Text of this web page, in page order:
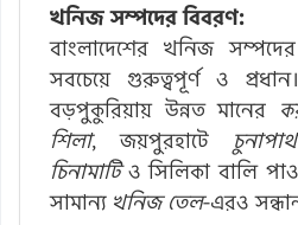
খনিজ সম্পদের বিবরণ:
বাংলাদেশের খনিজ
সবচেয়ে গুরুত্বপূর্ণ ও
বড়পুকুরিয়ায় উন্নত মানের
শিলা, জয়পুরহাটে
চিনামাটিও সিলিকা বালি
সামান্য খনিজ তেল-এরও